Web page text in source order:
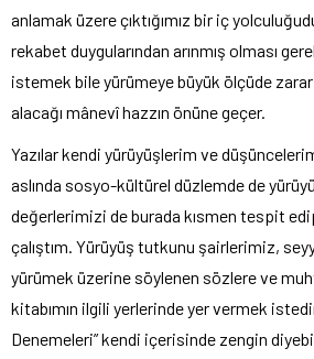
anlamak üzere çıktığımız bir iç
rekabet duygularından arınmış olması
istemek bile yürümeye büyük ölçüde
alacağı mânevî hazzın önüne geçer.
Yazılar kendi yürüyüşlerim ve
aslında sosyo-kültürel düzlemde de
değerlerimizi de burada kısmen tespit
çalıştım. Yürüyüş tutkunu şairlerimiz,
yürümek üzerine söylenen sözlere ve
kitabımın ilgili yerlerinde yer vermek
Denemeleri” kendi içerisinde zengin